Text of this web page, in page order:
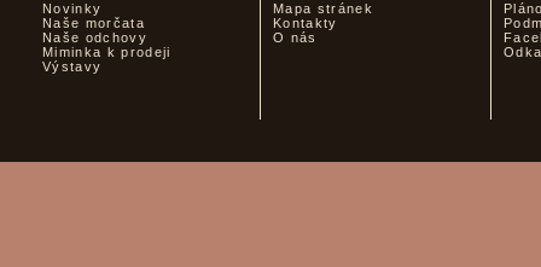
Novinky
Naše morčata
Naše odchovy
Miminka k prodeji
Výstavy
Mapa stránek
Kontakty
O nás